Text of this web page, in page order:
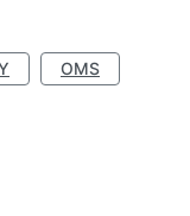
OMS